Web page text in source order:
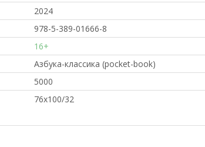
2024
978-5-389-01666-8
16+
Азбука-классика (pocket-book)
5000
76x100/32